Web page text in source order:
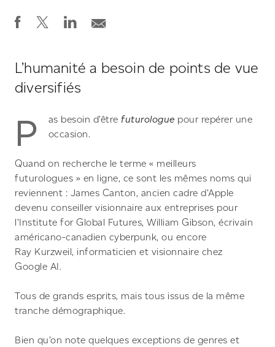
L’humanité a besoin de points de vue
diversifiés
P as besoin d’être futurologue pour repérer une
occasion.
Quand on recherche le terme « meilleurs
futurologues » en ligne, ce sont les mêmes noms qui
reviennent : James Canton, ancien cadre d’Apple
devenu conseiller visionnaire aux entreprises pour
l’Institute for Global Futures, William Gibson, écrivain
américano-canadien cyberpunk, ou encore
Ray Kurzweil, informaticien et visionnaire chez
Google AI.
Tous de grands esprits, mais tous issus de la même
tranche démographique.
Bien qu’on note quelques exceptions de genres et